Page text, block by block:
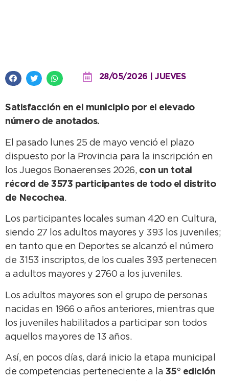
28/05/2026 | JUEVES
Satisfacción en el municipio por el elevado
número de anotados.
El pasado lunes 25 de mayo venció el plazo
dispuesto por la Provincia para la inscripción en
los Juegos Bonaerenses 2026, con un total
récord de 3573 participantes de todo el distrito
de Necochea.
Los participantes locales suman 420 en Cultura,
siendo 27 los adultos mayores y 393 los juveniles;
en tanto que en Deportes se alcanzó el número
de 3153 inscriptos, de los cuales 393 pertenecen
a adultos mayores y 2760 a los juveniles.
Los adultos mayores son el grupo de personas
nacidas en 1966 o años anteriores, mientras que
los juveniles habilitados a participar son todos
aquellos mayores de 13 años.
Así, en pocos días, dará inicio la etapa municipal
de competencias perteneciente a la 35° edición